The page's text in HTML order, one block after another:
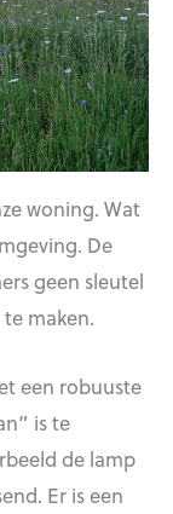
woning. Wat
De
geen sleutel
maken.
een robuuste
is te
de lamp
Er is een